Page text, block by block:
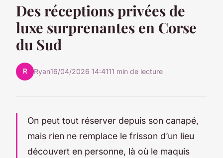
Des réceptions privées de
luxe surprenantes en Corse
du Sud
R Ryan16/04/2026 14:4111 min de lecture
On peut tout réserver depuis son canapé,
mais rien ne remplace le frisson d’un lieu
découvert en personne, là où le maquis